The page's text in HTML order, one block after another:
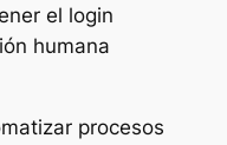
el login
humana
procesos